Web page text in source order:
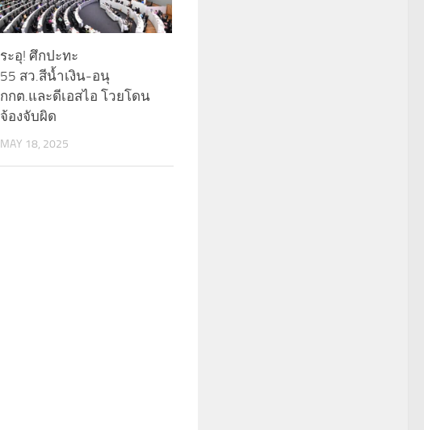
ระอุ! ศึกปะทะ
55 สว.สีน้ำเงิน-อนุ
กกต.และดีเอสไอ โวยโดน
จ้องจับผิด
MAY 18, 2025